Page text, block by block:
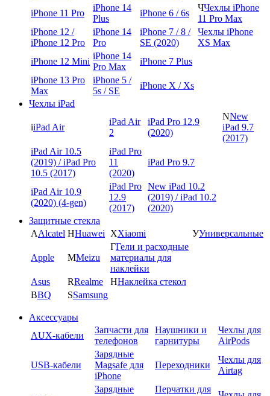
iPhone 11 Pro
iPhone 14
Plus
iPhone 6 / 6s
ЧЧехлы iPhone
11 Pro Max
iPhone 12 /
iPhone 12 Pro
iPhone 14
Pro
iPhone 7 / 8 /
SE (2020)
Чехлы iPhone
XS Max
iPhone 12 Mini
iPhone 14
Pro Max
iPhone 7 Plus
iPhone 13 Pro
Max
iPhone 5 /
5s / SE
iPhone X / Xs
Чехлы iPad
iiPad Air
iPad Air
2
iPad Pro 12.9
(2020)
NNew
iPad 9.7
(2017)
iPad Air 10.5
(2019) / iPad Pro
10.5 (2017)
iPad Pro
11
(2020)
iPad Pro 9.7
iPad Air 10.9
(2020) (4-gen)
iPad Pro
12.9
(2017)
New iPad 10.2
(2019) / iPad 10.2
(2020)
Защитные стекла
AAlcatel HHuawei XXiaomi УУниверсальные
Apple MMeizu
ГГели и расходные
материалы для
наклейки
Asus
RRealme ННаклейка стекол
BBQ SSamsung
Аксессуары
AUX-кабели
Запчасти для
телефонов
Наушники и
гарнитуры
Чехлы для
AirPods
USB-кабели
Зарядные
Magsafe для
iPhone
Переходники
Чехлы для
Airtag
Зарядные
Перчатки для